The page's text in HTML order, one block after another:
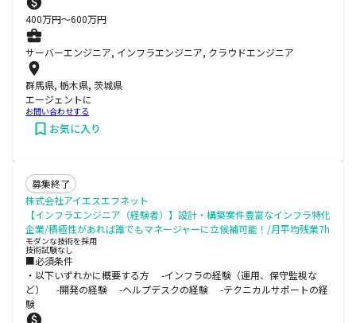
400万円〜600万円
サーバーエンジニア, インフラエンジニア, クラウドエンジニア
群馬県, 栃木県, 茨城県
エージェントに
お問い合わせする
お気に入り
募集終了
株式会社アイエスエフネット
【インフラエンジニア（経験者）】設計・構築案件豊富なインフラ特化
企業/積極性があれば誰でもマネージャーに立候補可能！/月平均残業7h
モダンな技術を採用
技術試験なし
■必須条件
・以下いずれかに概要する方 -インフラの経験（運用、保守監視な
ど） -開発の経験 -ヘルプデスクの経験 -テクニカルサポートの経
験